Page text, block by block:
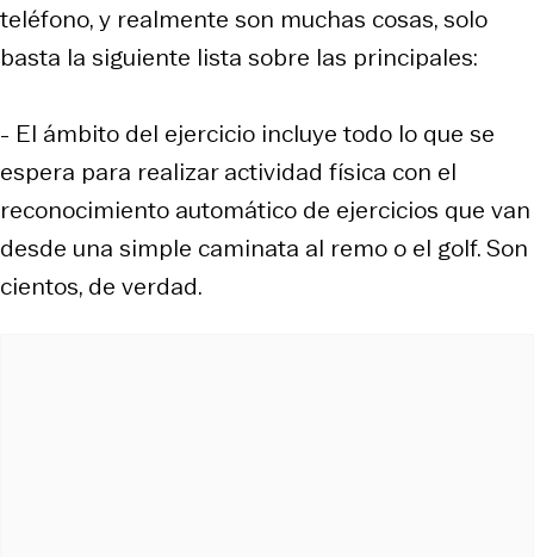
teléfono, y realmente son muchas cosas, solo
basta la siguiente lista sobre las principales:
- El ámbito del ejercicio incluye todo lo que se
espera para realizar actividad física con el
reconocimiento automático de ejercicios que van
desde una simple caminata al remo o el golf. Son
cientos, de verdad.